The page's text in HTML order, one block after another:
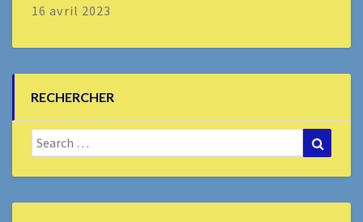
16 avril 2023
RECHERCHER
Search
for: